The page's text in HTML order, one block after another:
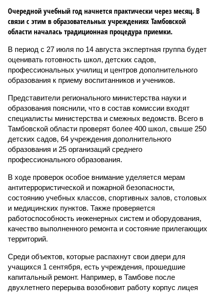
Очередной учебный год начнется практически через месяц. В
связи с этим в образовательных учреждениях Тамбовской
области началась традиционная процедура приемки.
В период с 27 июля по 14 августа экспертная группа будет
оценивать готовность школ, детских садов,
профессиональных училищ и центров дополнительного
образования к приему воспитанников и учеников.
Представители регионального министерства науки и
образования пояснили, что в состав комиссии входят
специалисты министерства и смежных ведомств. Всего в
Тамбовской области проверят более 400 школ, свыше 250
детских садов, 64 учреждения дополнительного
образования и 25 организаций среднего
профессионального образования.
В ходе проверок особое внимание уделяется мерам
антитеррористической и пожарной безопасности,
состоянию учебных классов, спортивных залов, столовых
и медицинских пунктов. Также проверяется
работоспособность инженерных систем и оборудования,
качество выполненного ремонта и состояние прилегающих
территорий.
Среди объектов, которые распахнут свои двери для
учащихся 1 сентября, есть учреждения, прошедшие
капитальный ремонт. Например, в Тамбове после
двухлетнего перерыва возобновит работу корпус лицея